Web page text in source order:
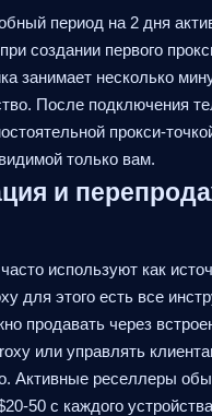
период на 2 дня
создании первого
занимает несколько
После подключения
прокси-
только вам.
и
используют как
для этого есть все
продавать через
или управлять
Активные реселлеры
50 с каждого